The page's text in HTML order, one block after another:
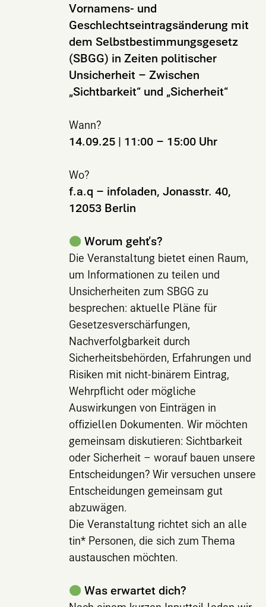
Vornamens- und
Geschlechtseintragsänderung mit
dem Selbstbestimmungsgesetz
(SBGG) in Zeiten politischer
Unsicherheit – Zwischen
„Sichtbarkeit“ und „Sicherheit“
Wann?
14.09.25 | 11:00 – 15:00 Uhr
Wo?
f.a.q – infoladen, Jonasstr. 40,
12053 Berlin
Worum geht’s?
Die Veranstaltung bietet einen Raum,
um Informationen zu teilen und
Unsicherheiten zum SBGG zu
besprechen: aktuelle Pläne für
Gesetzesverschärfungen,
Nachverfolgbarkeit durch
Sicherheitsbehörden, Erfahrungen und
Risiken mit nicht-binärem Eintrag,
Wehrpflicht oder mögliche
Auswirkungen von Einträgen in
offiziellen Dokumenten. Wir möchten
gemeinsam diskutieren: Sichtbarkeit
oder Sicherheit – worauf bauen unsere
Entscheidungen? Wir versuchen unsere
Entscheidungen gemeinsam gut
abzuwägen.
Die Veranstaltung richtet sich an alle
tin* Personen, die sich zum Thema
austauschen möchten.
Was erwartet dich?